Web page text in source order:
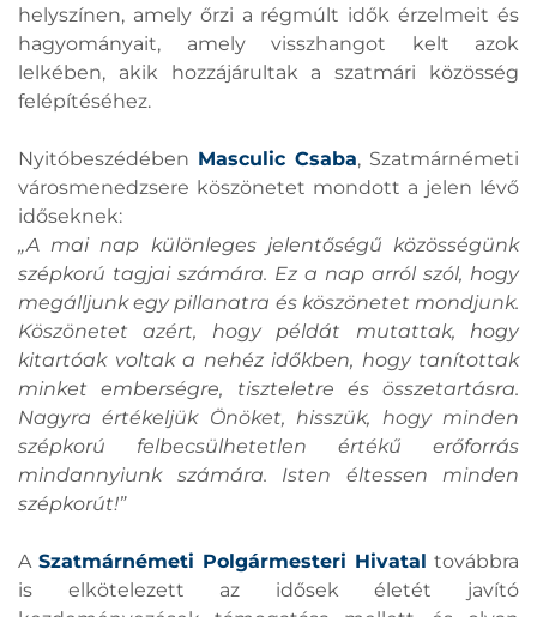
helyszínen, amely őrzi a régmúlt idők érzelmeit és
hagyományait, amely visszhangot kelt azok
lelkében, akik hozzájárultak a szatmári közösség
felépítéséhez.
Nyitóbeszédében Masculic Csaba, Szatmárnémeti
városmenedzsere köszönetet mondott a jelen lévő
időseknek:
„A mai nap különleges jelentőségű közösségünk
szépkorú tagjai számára. Ez a nap arról szól, hogy
megálljunk egy pillanatra és köszönetet mondjunk.
Köszönetet azért, hogy példát mutattak, hogy
kitartóak voltak a nehéz időkben, hogy tanítottak
minket emberségre, tiszteletre és összetartásra.
Nagyra értékeljük Önöket, hisszük, hogy minden
szépkorú felbecsülhetetlen értékű erőforrás
mindannyiunk számára. Isten éltessen minden
szépkorút!”
A Szatmárnémeti Polgármesteri Hivatal továbbra
is elkötelezett az idősek életét javító